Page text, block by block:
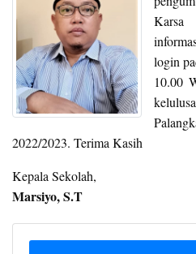
Karsa
login
10.00
2022/2023. Terima Kasih
Kepala Sekolah,
Marsiyo, S.T